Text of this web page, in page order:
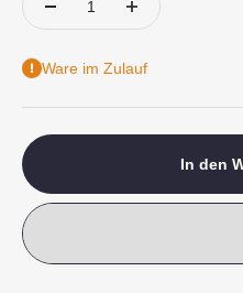
Ware im Zulauf
In den